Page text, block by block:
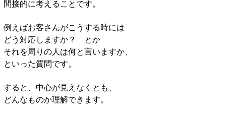
間接的に考えることです。
例えばお客さんがこうする時には
どう対応しますか？ とか
それを周りの人は何と言いますか、
といった質問です。
すると、中心が見えなくとも、
どんなものか理解できます。